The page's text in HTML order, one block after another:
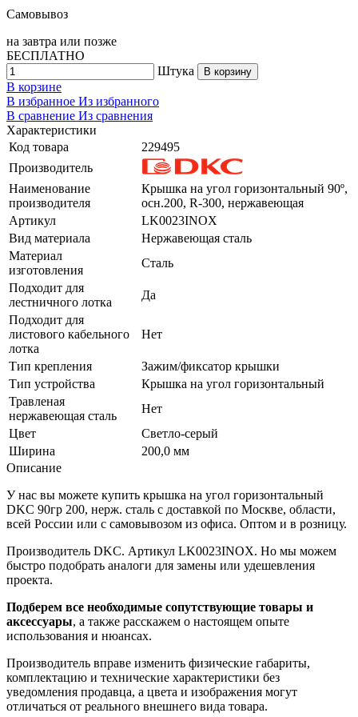
Самовывоз
на завтра или позже
БЕСПЛАТНО
Штука
В корзину
В корзине
В избранное Из избранного
В сравнение Из сравнения
Характеристики
Код товара
229495
Производитель
Наименование
производителя
Крышка на угол горизонтальный 90º,
осн.200, R-300, нержавеющая
Артикул
LK0023INOX
Вид материала
Нержавеющая сталь
Материал
изготовления
Сталь
Подходит для
лестничного лотка
Да
Подходит для
листового кабельного
лотка
Нет
Тип крепления
Зажим/фиксатор крышки
Тип устройства
Крышка на угол горизонтальный
Травленая
нержавеющая сталь
Нет
Цвет
Светло-серый
Ширина
200,0 мм
Описание
У нас вы можете купить крышка на угол горизонтальный
DKC 90гр 200, нерж. сталь с доставкой по Москве, области,
всей России или с самовывозом из офиса. Оптом и в розницу.
Производитель DKC. Артикул LK0023INOX. Но мы можем
быстро подобрать аналоги для замены или удешевления
проекта.
Подберем все необходимые сопутствующие товары и
аксессуары, а также расскажем о настоящем опыте
использования и нюансах.
Производитель вправе изменить физические габариты,
комплектацию и технические характеристики без
уведомления продавца, а цвета и изображения могут
отличаться от реального внешнего вида товара.